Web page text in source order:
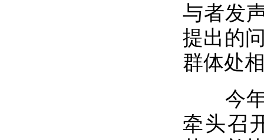
与者发
提出的
群体处
今年
牵头召